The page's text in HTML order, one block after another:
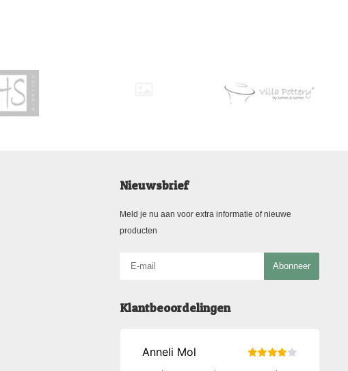
Nieuwsbrief
Meld je nu aan voor extra informatie of nieuwe
producten
Abonneer
Klantbeoordelingen